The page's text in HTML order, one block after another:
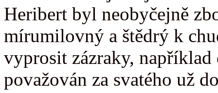
Heribert byl neobyčejně
mírumilovný a štědrý k
vyprosit zázraky,
považován za svatého už